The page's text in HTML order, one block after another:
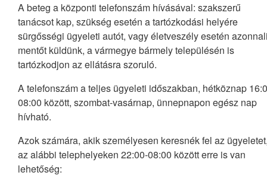
A beteg a központi telefonszám hívásával: szakszerű
tanácsot kap, szükség esetén a tartózkodási helyére
sürgősségi ügyeleti autót, vagy életveszély esetén
mentőt küldünk, a vármegye bármely településén is
tartózkodjon az ellátásra szoruló.
A telefonszám a teljes ügyeleti időszakban, hétköznap
08:00 között, szombat-vasárnap, ünnepnapon egész nap
hívható.
Azok számára, akik személyesen keresnék fel az
az alábbi telephelyeken 22:00-08:00 között erre is van
lehetőség: